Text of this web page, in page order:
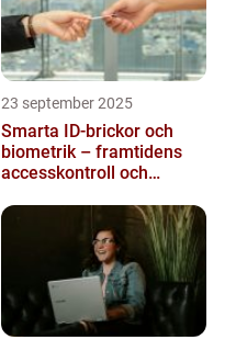
23 september 2025
Smarta ID-brickor och
biometrik – framtidens
accesskontroll och